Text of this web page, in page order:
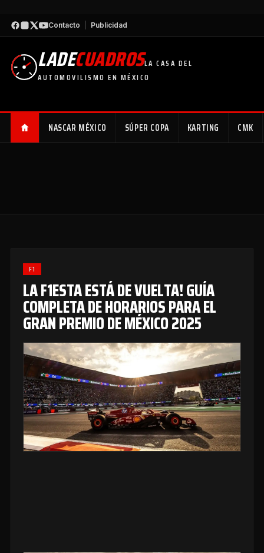
Contacto Publicidad
LADECUADROSLA CASA DEL
AUTOMOVILISMO EN MÉXICO
NASCAR MÉXICO SÚPER COPA KARTING CMK
F1
LA F1ESTA ESTÁ DE VUELTA! GUÍA
COMPLETA DE HORARIOS PARA EL
GRAN PREMIO DE MÉXICO 2025